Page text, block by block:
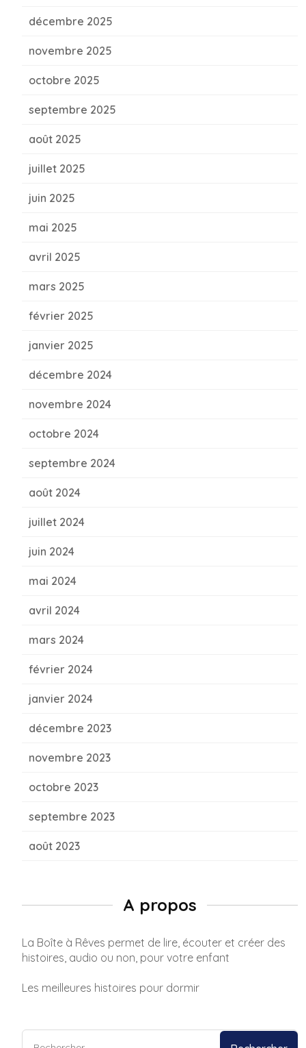
décembre 2025
novembre 2025
octobre 2025
septembre 2025
août 2025
juillet 2025
juin 2025
mai 2025
avril 2025
mars 2025
février 2025
janvier 2025
décembre 2024
novembre 2024
octobre 2024
septembre 2024
août 2024
juillet 2024
juin 2024
mai 2024
avril 2024
mars 2024
février 2024
janvier 2024
décembre 2023
novembre 2023
octobre 2023
septembre 2023
août 2023
A propos
La Boîte à Rêves permet de lire, écouter et créer des
histoires, audio ou non, pour votre enfant
Les meilleures histoires pour dormir